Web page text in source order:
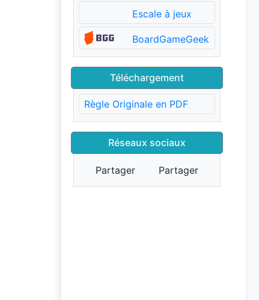
Escale à jeux
BoardGameGeek
Téléchargement
Règle Originale en PDF
Réseaux sociaux
Partager Partager